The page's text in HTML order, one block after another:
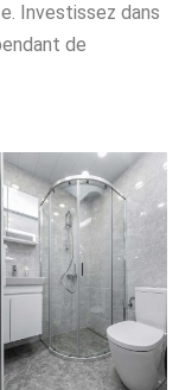
Investissez dans
de